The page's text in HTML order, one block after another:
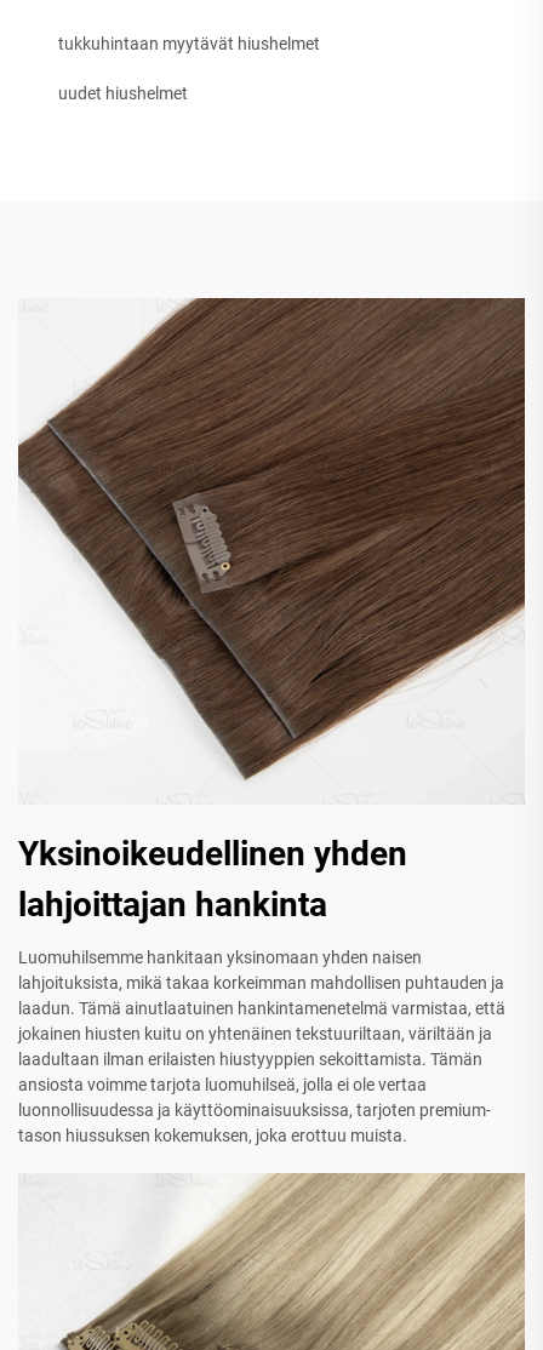
tukkuhintaan myytävät hiushelmet
uudet hiushelmet
Yksinoikeudellinen yhden
lahjoittajan hankinta
Luomuhilsemme hankitaan yksinomaan yhden naisen
lahjoituksista, mikä takaa korkeimman mahdollisen puhtauden ja
laadun. Tämä ainutlaatuinen hankintamenetelmä varmistaa, että
jokainen hiusten kuitu on yhtenäinen tekstuuriltaan, väriltään ja
laadultaan ilman erilaisten hiustyyppien sekoittamista. Tämän
ansiosta voimme tarjota luomuhilseä, jolla ei ole vertaa
luonnollisuudessa ja käyttöominaisuuksissa, tarjoten premium-
tason hiussuksen kokemuksen, joka erottuu muista.